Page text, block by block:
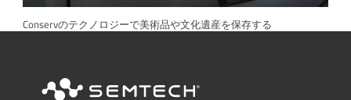
Conservのテクノロジーで美術品や文化遺産を保存する